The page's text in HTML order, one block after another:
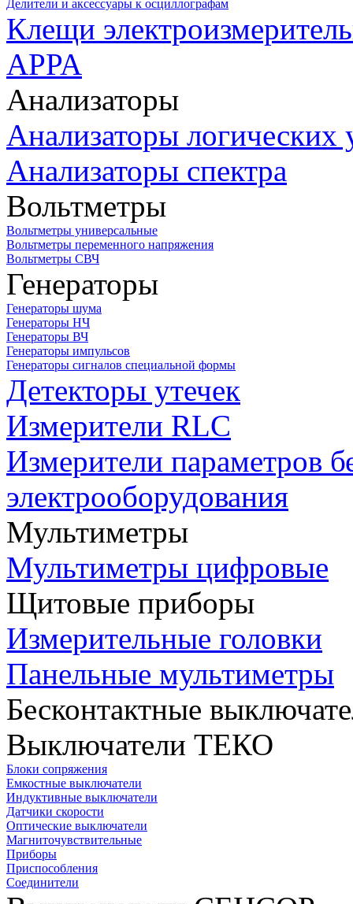
Делители и аксессуары к осциллографам
Клещи
APPA
Анализаторы
Анализаторы логических
Анализаторы спектра
Вольтметры
Вольтметры универсальные
Вольтметры переменного напряжения
Вольтметры СВЧ
Генераторы
Генераторы шума
Генераторы НЧ
Генераторы ВЧ
Генераторы импульсов
Генераторы сигналов специальной формы
Детекторы утечек
Измерители RLC
Измерители параметров
электрооборудования
Мультиметры
Мультиметры цифровые
Щитовые приборы
Измерительные головки
Панельные мультиметры
Бесконтактные
Выключатели ТЕКО
Блоки сопряжения
Емкостные выключатели
Индуктивные выключатели
Датчики скорости
Оптические выключатели
Магниточувствительные
Приборы
Приспособления
Соединители